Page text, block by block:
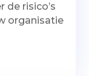
de risico’s
organisatie